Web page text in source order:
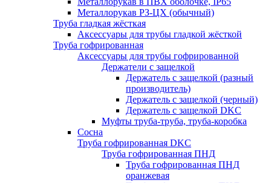
Металлорукав РЗ-ЦХ (обычный)
Труба гладкая жёсткая
Аксессуары для трубы гладкой жёсткой
Труба гофрированная
Аксессуары для трубы гофрированной
Держатели с защелкой
Держатель с защелкой (разный
производитель)
Держатель с защелкой (черный)
Держатель с защелкой DKC
Муфты труба-труба, труба-коробка
Сосна
Труба гофрированная DKC
Труба гофрированная ПНД
Труба гофрированная ПНД
оранжевая